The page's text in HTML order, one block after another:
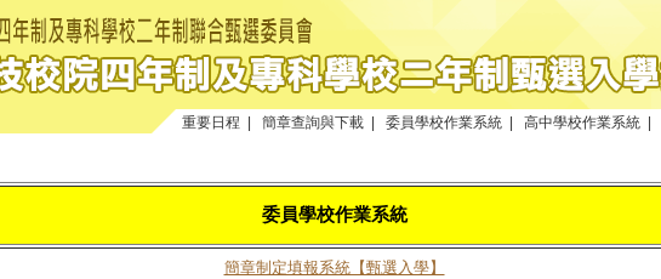
重要日程 簡章查詢與下載 委員學校作業系統 高中學校作業系統
委員學校作業系統
簡章制定填報系統【甄選入學】